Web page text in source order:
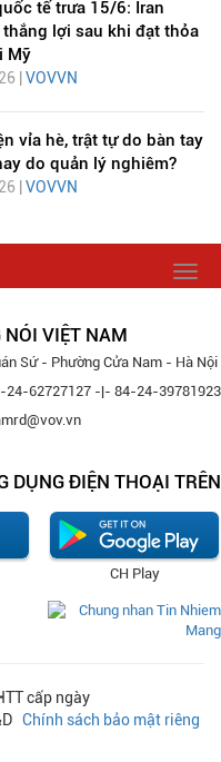
tế trưa 15/6: Iran
lợi sau khi đạt thỏa
Mỹ
| VOVVN
vỉa hè, trật tự do bàn tay
do quản lý nghiêm?
| VOVVN
NÓI VIỆT NAM
Sứ - Phường Cửa Nam - Hà Nội
24-62727127 -|- 84-24-39781923
DỤNG ĐIỆN THOẠI TRÊN
CH Play
cấp ngày
Chính sách bảo mật riêng